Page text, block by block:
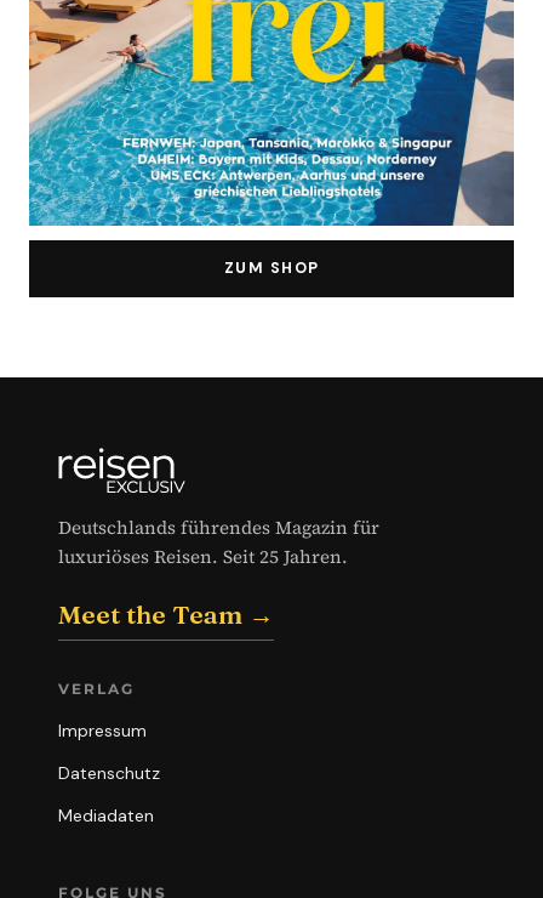
ZUM SHOP
Deutschlands führendes Magazin für
luxuriöses Reisen. Seit 25 Jahren.
Meet the Team →
VERLAG
Impressum
Datenschutz
Mediadaten
FOLGE UNS